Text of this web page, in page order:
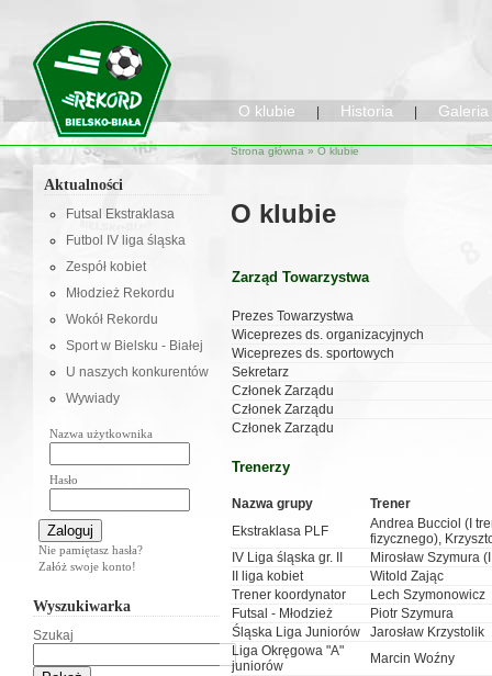
O klubie Historia Galeria
Aktualności
Futsal Ekstraklasa
Futbol IV liga śląska
Zespół kobiet
Młodzież Rekordu
Wokół Rekordu
Sport w Bielsku - Białej
U naszych konkurentów
Wywiady
Nazwa użytkownika
Hasło
Nie pamiętasz hasła?
Załóż swoje konto!
Wyszukiwarka
Szukaj
Strona główna » O klubie
O klubie
Zarząd Towarzystwa
Prezes Towarzystwa
Wiceprezes ds. organizacyjnych
Wiceprezes ds. sportowych
Sekretarz
Członek Zarządu
Członek Zarządu
Członek Zarządu
Trenerzy
Nazwa grupy
Trener
Ekstraklasa PLF
Andrea Bucciol (I
fizycznego),
IV Liga śląska gr. II
Mirosław Szymura
II liga kobiet
Witold Zając
Trener koordynator
Lech Szymonowicz
Futsal - Młodzież
Piotr Szymura
Śląska Liga Juniorów
Jarosław Krzystolik
Liga Okręgowa "A"
juniorów
Marcin Woźny